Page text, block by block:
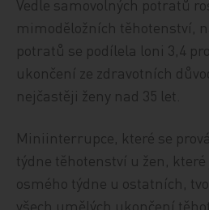
Vedle samovolných potratů
mimoděložních těhotenství,
potratů se podílela loni 3,4
ukončení ze zdravotních
nejčastěji ženy nad 35 let.
Miniinterrupce, které se
týdne těhotenství u žen,
osmého týdne u ostatních,
všech umělých ukončení